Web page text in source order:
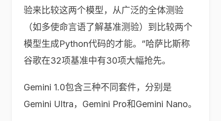
验来比较这两个模型，从广泛的全体测验
（如多使命言语了解基准测验）到比较两个
模型生成Python代码的才能。”哈萨比斯称
谷歌在32项基准中有30项大幅抢先。
Gemini 1.0包含三种不同套件，分别是
Gemini Ultra，Gemini Pro和Gemini Nano。